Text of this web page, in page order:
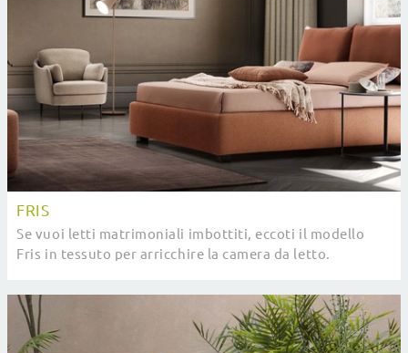
FRIS
Se vuoi letti matrimoniali imbottiti, eccoti il modello
Fris in tessuto per arricchire la camera da letto.